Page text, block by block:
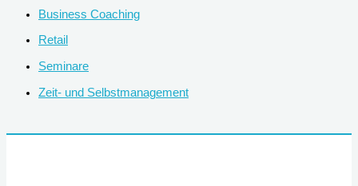
Business Coaching
Retail
Seminare
Zeit- und Selbstmanagement